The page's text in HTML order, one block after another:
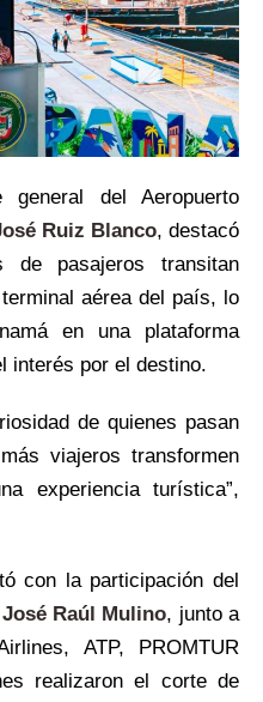
del Aeropuerto
Ruiz Blanco, destacó
pasajeros transitan
aérea del país, lo
en una plataforma
interés por el destino.
de quienes pasan
viajeros transformen
experiencia turística”,
con la participación del
José Raúl Mulino, junto a
ATP, PROMTUR
realizaron el corte de